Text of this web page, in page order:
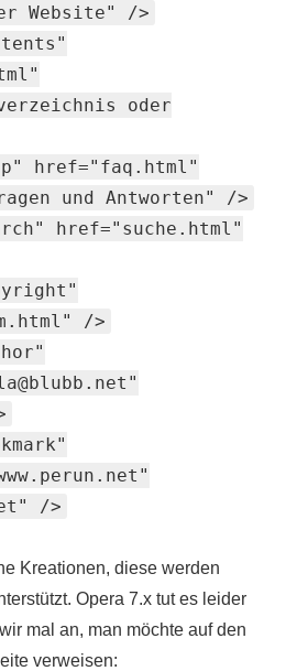
Website" />
oder
href="faq.html"
und Antworten" />
href="suche.html"
/>
/>
Kreationen, diese werden
Opera 7.x tut es leider
mal an, man möchte auf den
verweisen: